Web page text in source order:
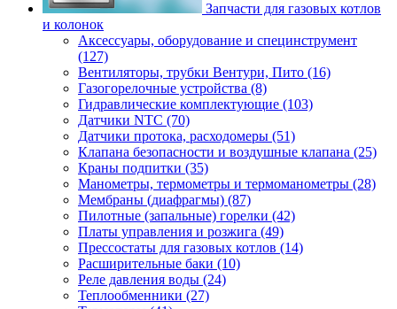
Запчасти для газовых котлов
и колонок
Аксессуары, оборудование и специнструмент
(127)
Вентиляторы, трубки Вентури, Пито (16)
Газогорелочные устройства (8)
Гидравлические комплектующие (103)
Датчики NTC (70)
Датчики протока, расходомеры (51)
Клапана безопасности и воздушные клапана (25)
Краны подпитки (35)
Манометры, термометры и термоманометры (28)
Мембраны (диафрагмы) (87)
Пилотные (запальные) горелки (42)
Платы управления и розжига (49)
Прессостаты для газовых котлов (14)
Расширительные баки (10)
Реле давления воды (24)
Теплообменники (27)